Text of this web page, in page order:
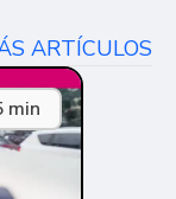
ARTÍCULOS
min